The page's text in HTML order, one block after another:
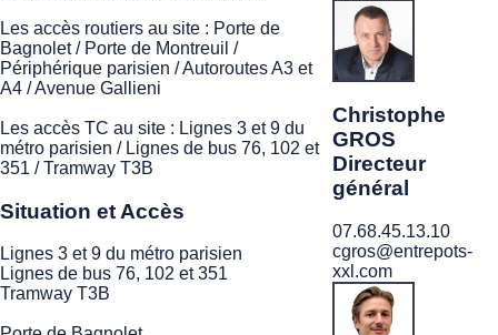
Les accès routiers au site : Porte de
Bagnolet / Porte de Montreuil /
Périphérique parisien / Autoroutes A3 et
A4 / Avenue Gallieni
Les accès TC au site : Lignes 3 et 9 du
métro parisien / Lignes de bus 76, 102 et
351 / Tramway T3B
Situation et Accès
Lignes 3 et 9 du métro parisien
Lignes de bus 76, 102 et 351
Tramway T3B
Christophe
GROS
Directeur
général
07.68.45.13.10
cgros@entrepots-
xxl.com